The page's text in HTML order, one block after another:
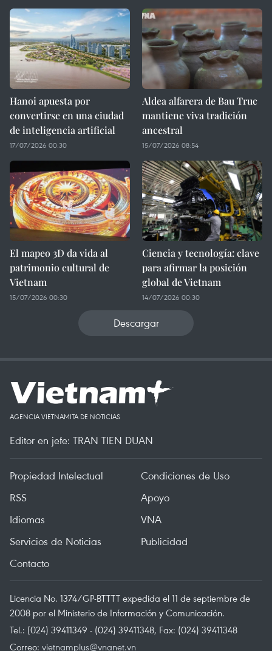
Hanoi apuesta por
convertirse en una ciudad
de inteligencia artificial
17/07/2026 00:30
Aldea alfarera de Bau Truc
mantiene viva tradición
ancestral
15/07/2026 08:54
El mapeo 3D da vida al
patrimonio cultural de
Vietnam
15/07/2026 00:30
Ciencia y tecnología: clave
para afirmar la posición
global de Vietnam
14/07/2026 00:30
Descargar
AGENCIA VIETNAMITA DE NOTICIAS
Editor en jefe: TRAN TIEN DUAN
Propiedad Intelectual
Condiciones de Uso
RSS
Apoyo
Idiomas
VNA
Servicios de Noticias
Publicidad
Contacto
Licencia No. 1374/GP-BTTTT expedida el 11 de septiembre de
2008 por el Ministerio de Información y Comunicación.
Tel.: (024) 39411349 - (024) 39411348, Fax: (024) 39411348
Correo: vietnamplus@vnanet.vn